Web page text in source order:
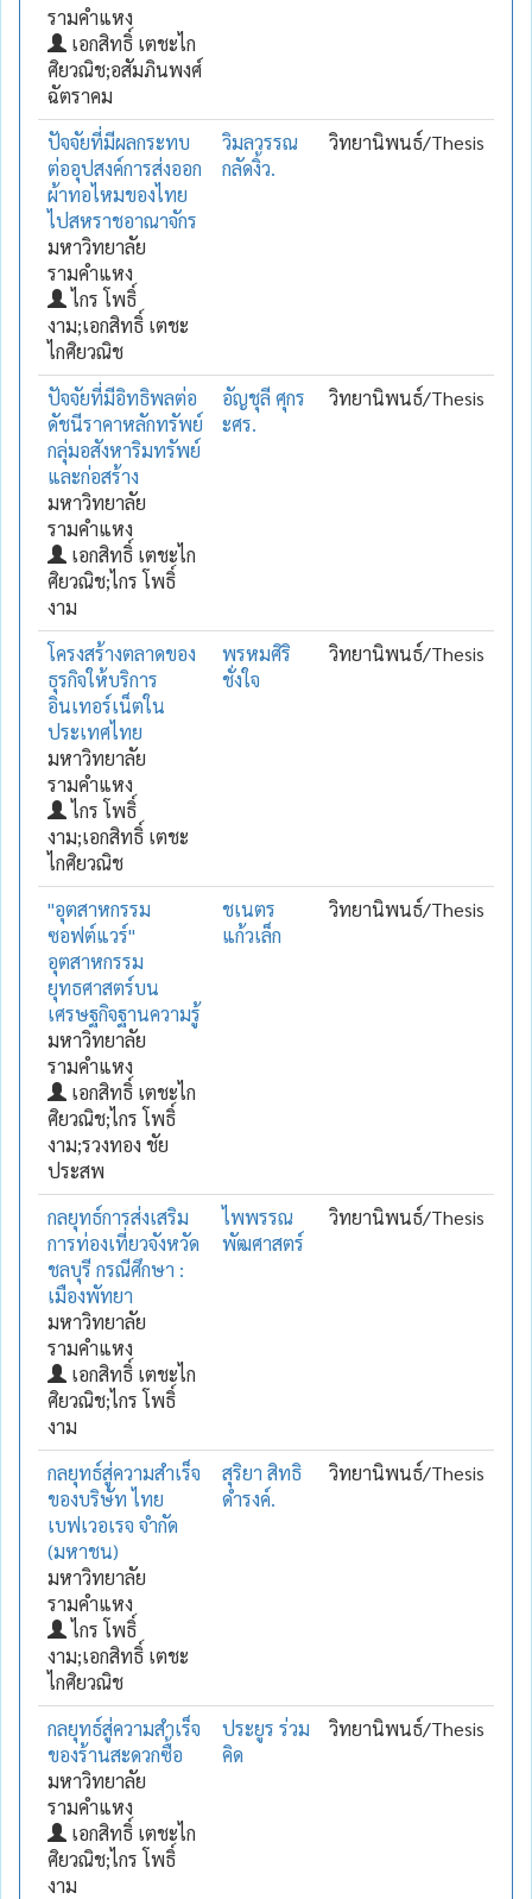
รามคำแหง
เอกสิทธิ์ เตชะไก
ศิยวณิช;อสัมภินพงศ์
ฉัตราคม
ปัจจัยที่มีผลกระทบ
ต่ออุปสงค์การส่งออก
ผ้าทอไหมของไทย
ไปสหราชอาณาจักร
มหาวิทยาลัย
รามคำแหง
ไกร โพธิ์
งาม;เอกสิทธิ์ เตชะ
ไกศิยวณิช
วิมลวรรณ
กลัดงิ้ว.
วิทยานิพนธ์/Thesis
ปัจจัยที่มีอิทธิพลต่อ
ดัชนีราคาหลักทรัพย์
กลุ่มอสังหาริมทรัพย์
และก่อสร้าง
มหาวิทยาลัย
รามคำแหง
เอกสิทธิ์ เตชะไก
ศิยวณิช;ไกร โพธิ์
งาม
อัญชุลี ศุกร
ะศร.
วิทยานิพนธ์/Thesis
โครงสร้างตลาดของ
ธุรกิจให้บริการ
อินเทอร์เน็ตใน
ประเทศไทย
มหาวิทยาลัย
รามคำแหง
ไกร โพธิ์
งาม;เอกสิทธิ์ เตชะ
ไกศิยวณิช
พรหมศิริ
ชั่งใจ
วิทยานิพนธ์/Thesis
"อุตสาหกรรม
ซอฟต์แวร์"
อุตสาหกรรม
ยุทธศาสตร์บน
เศรษฐกิจฐานความรู้
มหาวิทยาลัย
รามคำแหง
เอกสิทธิ์ เตชะไก
ศิยวณิช;ไกร โพธิ์
งาม;รวงทอง ชัย
ประสพ
ชเนตร
แก้วเล็ก
วิทยานิพนธ์/Thesis
กลยุทธ์การส่งเสริม
การท่องเที่ยวจังหวัด
ชลบุรี กรณีศึกษา :
เมืองพัทยา
มหาวิทยาลัย
รามคำแหง
เอกสิทธิ์ เตชะไก
ศิยวณิช;ไกร โพธิ์
งาม
ไพพรรณ
พัฒศาสตร์
วิทยานิพนธ์/Thesis
กลยุทธ์สู่ความสำเร็จ
ของบริษัท ไทย
เบฟเวอเรจ จำกัด
(มหาชน)
มหาวิทยาลัย
รามคำแหง
ไกร โพธิ์
งาม;เอกสิทธิ์ เตชะ
ไกศิยวณิช
สุริยา สิทธิ
ดำรงค์.
วิทยานิพนธ์/Thesis
กลยุทธ์สู่ความสำเร็จ
ของร้านสะดวกซื้อ
มหาวิทยาลัย
รามคำแหง
เอกสิทธิ์ เตชะไก
ศิยวณิช;ไกร โพธิ์
งาม
ประยูร ร่วม
คิด
วิทยานิพนธ์/Thesis